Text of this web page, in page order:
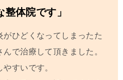
整体院です」
ひどくなってしまったた
で治療して頂きました。
すいです。